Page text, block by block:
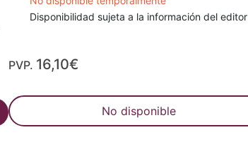
Disponibilidad sujeta a la información del editor
PVP. 16,10€
No disponible